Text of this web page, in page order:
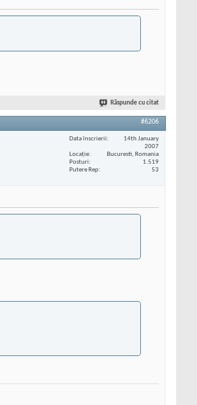
Răspunde cu citat
#6206
Data înscrierii
14th January
2007
Locaţie
Bucuresti, Romania
Posturi
1.519
Putere Rep
53